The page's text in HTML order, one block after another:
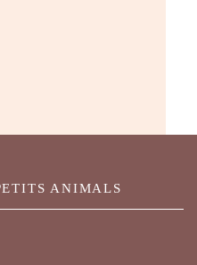
ANIMALS